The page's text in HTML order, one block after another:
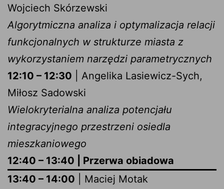
Wojciech Skórzewski
Algorytmiczna analiza i optymalizacja relacji
funkcjonalnych w strukturze miasta z
wykorzystaniem narzędzi parametrycznych
12:10 – 12:30 | Angelika Lasiewicz-Sych,
Miłosz Sadowski
Wielokryterialna analiza potencjału
integracyjnego przestrzeni osiedla
mieszkaniowego
12:40 – 13:40 | Przerwa obiadowa
13:40 – 14:00 | Maciej Motak